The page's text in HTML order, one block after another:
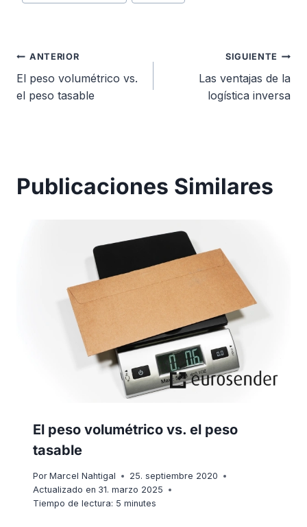
Navegación
de
ANTERIOR
El peso volumétrico vs.
el peso tasable
SIGUIENTE
Las ventajas de la
logística inversa
Publicaciones Similares
El peso volumétrico vs. el peso
tasable
Por Marcel Nahtigal
25. septiembre 2020
Actualizado en 31. marzo 2025
Tiempo de lectura: 5 minutes